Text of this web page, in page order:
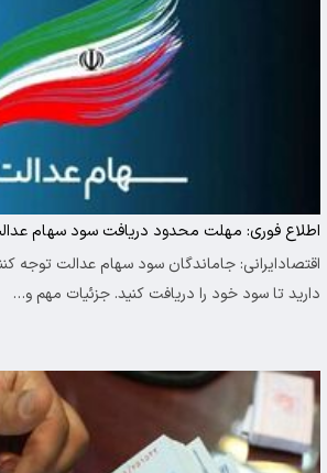
اطلاع فوری: مهلت محدود دریافت سود سهام
دارید تا سود خود را دریافت کنید. جزئیات مهم و…